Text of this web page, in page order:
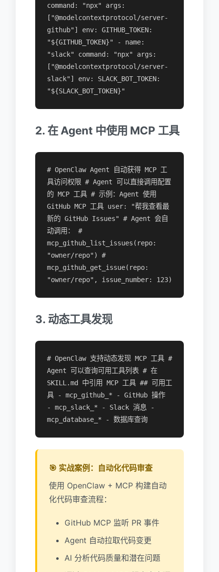
command: "npx" args:
["@modelcontextprotocol/server-
github"] env: GITHUB_TOKEN:
"${GITHUB_TOKEN}" - name:
"slack" command: "npx" args:
["@modelcontextprotocol/server-
slack"] env: SLACK_BOT_TOKEN:
"${SLACK_BOT_TOKEN}"
2. 在 Agent 中使用 MCP 工具
# OpenClaw Agent 自动获得 MCP 工
具访问权限 # Agent 可以直接调用配置
的 MCP 工具 # 示例：Agent 使用
GitHub MCP 工具 user: "帮我查看最
新的 GitHub Issues" # Agent 会自
动调用： #
mcp_github_list_issues(repo:
"owner/repo") #
mcp_github_get_issue(repo:
"owner/repo", issue_number: 123)
3. 动态工具发现
# OpenClaw 支持动态发现 MCP 工具 #
Agent 可以查询可用工具列表 # 在
SKILL.md 中引用 MCP 工具 ## 可用工
具 - mcp_github_* - GitHub 操作
- mcp_slack_* - Slack 消息 -
mcp_database_* - 数据库查询
🎯 实战案例：自动化代码审查
使用 OpenClaw + MCP 构建自动
化代码审查流程：
GitHub MCP 监听 PR 事件
Agent 自动拉取代码变更
AI 分析代码质量和潜在问题